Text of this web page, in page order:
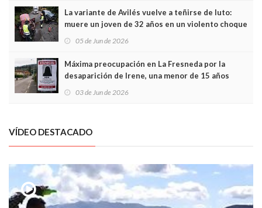
La variante de Avilés vuelve a teñirse de luto:
muere un joven de 32 años en un violento choque
frontal
05 de Jun de 2026
Máxima preocupación en La Fresneda por la
desaparición de Irene, una menor de 15 años
03 de Jun de 2026
VÍDEO DESTACADO